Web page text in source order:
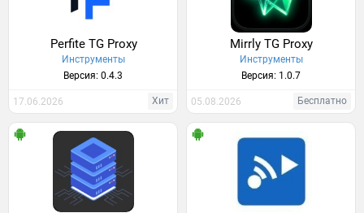
Perfite TG Proxy
Инструменты
Версия: 0.4.3
17.06.2026 Хит
Mirrly TG Proxy
Инструменты
Версия: 1.0.7
05.08.2026 Бесплатно